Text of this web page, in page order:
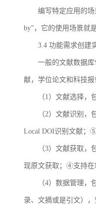
编写特定应用的场
by”，它的使用场景就
3.4 功能需求创建
一般的文献数据
献，学位论文和科技
（1）文献选择
（2）文献识别
Local DOI识别文献；
（3）文献获取
现原文获取；④支持在
（4）数据管理
录、文摘或是引文）